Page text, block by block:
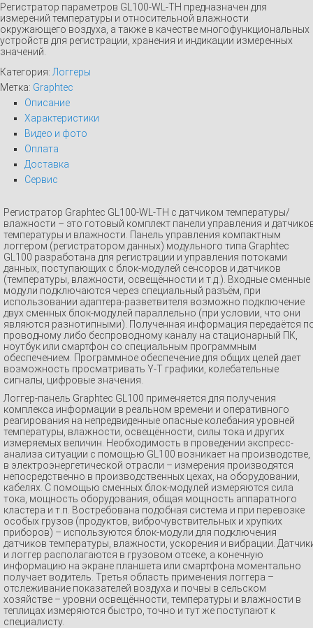
Регистратор параметров GL100-WL-TH предназначен для
измерений температуры и относительной влажности
окружающего воздуха, а также в качестве многофункциональных
устройств для регистрации, хранения и индикации измеренных
значений.
Категория: Логгеры
Метка: Graphtec
Описание
Характеристики
Видео и фото
Оплата
Доставка
Сервис
Регистратор Graphtec GL100-WL-TH с датчиком температуры/
влажности – это готовый комплект панели управления и
температуры и влажности. Панель управления компактным
логгером (регистратором данных) модульного типа Graphtec
GL100 разработана для регистрации и управления потоками
данных, поступающих с блок-модулей сенсоров и датчиков
(температуры, влажности, освещённости и т.д.). Входные сменные
модули подключаются через специальный разъём, при
использовании адаптера-разветвителя возможно подключение
двух сменных блок-модулей параллельно (при условии, что они
являются разнотипными). Полученная информация передаётся
проводному либо беспроводному каналу на стационарный ПК,
ноутбук или смартфон со специальным программным
обеспечением. Программное обеспечение для общих целей дает
возможность просматривать Y-T графики, колебательные
сигналы, цифровые значения.
Логгер-панель Graphtec GL100 применяется для получения
комплекса информации в реальном времени и оперативного
реагирования на непредвиденные опасные колебания уровней
температуры, влажности, освещённости, силы тока и других
измеряемых величин. Необходимость в проведении экспресс-
анализа ситуации с помощью GL100 возникает на производстве,
в электроэнергетической отрасли – измерения производятся
непосредственно в производственных цехах, на оборудовании,
кабелях. С помощью сменных блок-модулей измеряются сила
тока, мощность оборудования, общая мощность аппаратного
кластера и т.п. Востребована подобная система и при перевозке
особых грузов (продуктов, виброчувствительных и хрупких
приборов) – используются блок-модули для подключения
датчиков температуры, влажности, ускорения и вибрации.
и логгер располагаются в грузовом отсеке, а конечную
информацию на экране планшета или смартфона моментально
получает водитель. Третья область применения логгера –
отслеживание показателей воздуха и почвы в сельском
хозяйстве – уровни освещённости, температуры и влажности в
теплицах измеряются быстро, точно и тут же поступают к
специалисту.